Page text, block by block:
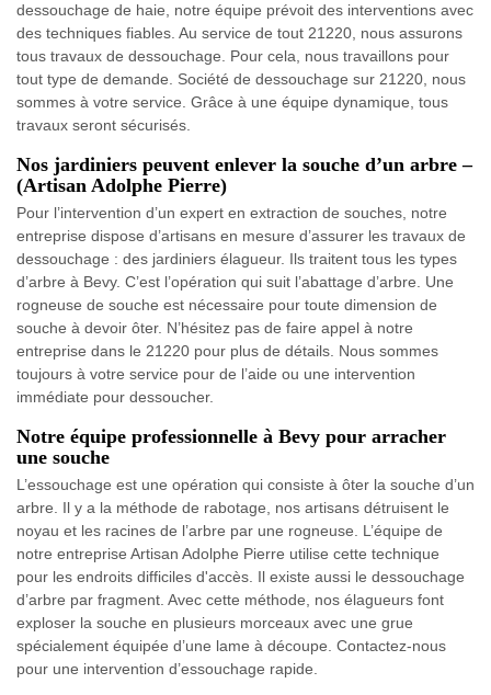
dessouchage de haie, notre équipe prévoit des interventions avec
des techniques fiables. Au service de tout 21220, nous assurons
tous travaux de dessouchage. Pour cela, nous travaillons pour
tout type de demande. Société de dessouchage sur 21220, nous
sommes à votre service. Grâce à une équipe dynamique, tous
travaux seront sécurisés.
Nos jardiniers peuvent enlever la souche d’un arbre –
(Artisan Adolphe Pierre)
Pour l’intervention d’un expert en extraction de souches, notre
entreprise dispose d’artisans en mesure d’assurer les travaux de
dessouchage : des jardiniers élagueur. Ils traitent tous les types
d’arbre à Bevy. C’est l’opération qui suit l’abattage d’arbre. Une
rogneuse de souche est nécessaire pour toute dimension de
souche à devoir ôter. N’hésitez pas de faire appel à notre
entreprise dans le 21220 pour plus de détails. Nous sommes
toujours à votre service pour de l’aide ou une intervention
immédiate pour dessoucher.
Notre équipe professionnelle à Bevy pour arracher
une souche
L’essouchage est une opération qui consiste à ôter la souche d’un
arbre. Il y a la méthode de rabotage, nos artisans détruisent le
noyau et les racines de l’arbre par une rogneuse. L’équipe de
notre entreprise Artisan Adolphe Pierre utilise cette technique
pour les endroits difficiles d'accès. Il existe aussi le dessouchage
d’arbre par fragment. Avec cette méthode, nos élagueurs font
exploser la souche en plusieurs morceaux avec une grue
spécialement équipée d’une lame à découpe. Contactez-nous
pour une intervention d’essouchage rapide.